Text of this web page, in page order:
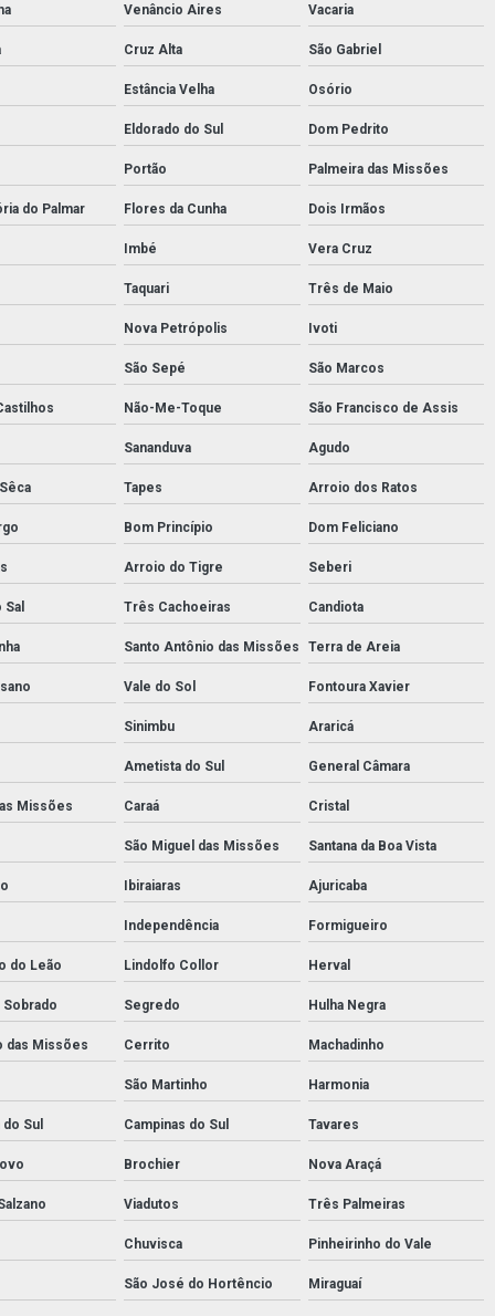
Venâncio Aires Vacaria
Cruz Alta São Gabriel
Estância Velha Osório
Eldorado do Sul Dom Pedrito
Portão Palmeira das Missões
do Palmar Flores da Cunha Dois Irmãos
Imbé Vera Cruz
Taquari Três de Maio
Nova Petrópolis Ivoti
São Sepé São Marcos
Não-Me-Toque São Francisco de Assis
Sananduva Agudo
Tapes Arroio dos Ratos
Bom Princípio Dom Feliciano
Arroio do Tigre Seberi
Três Cachoeiras Candiota
Santo Antônio das Missões Terra de Areia
Vale do Sol Fontoura Xavier
Sinimbu Araricá
Ametista do Sul General Câmara
Missões Caraá Cristal
São Miguel das Missões Santana da Boa Vista
Ibiraiaras Ajuricaba
Independência Formigueiro
do Leão Lindolfo Collor Herval
Sobrado Segredo Hulha Negra
das Missões Cerrito Machadinho
São Martinho Harmonia
Sul Campinas do Sul Tavares
Brochier Nova Araçá
Viadutos Três Palmeiras
Chuvisca Pinheirinho do Vale
São José do Hortêncio Miraguaí